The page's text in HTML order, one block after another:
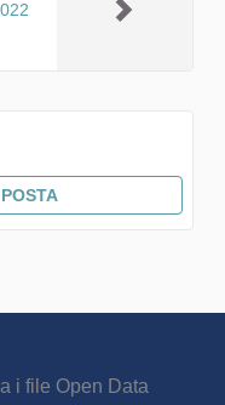
i file Open Data